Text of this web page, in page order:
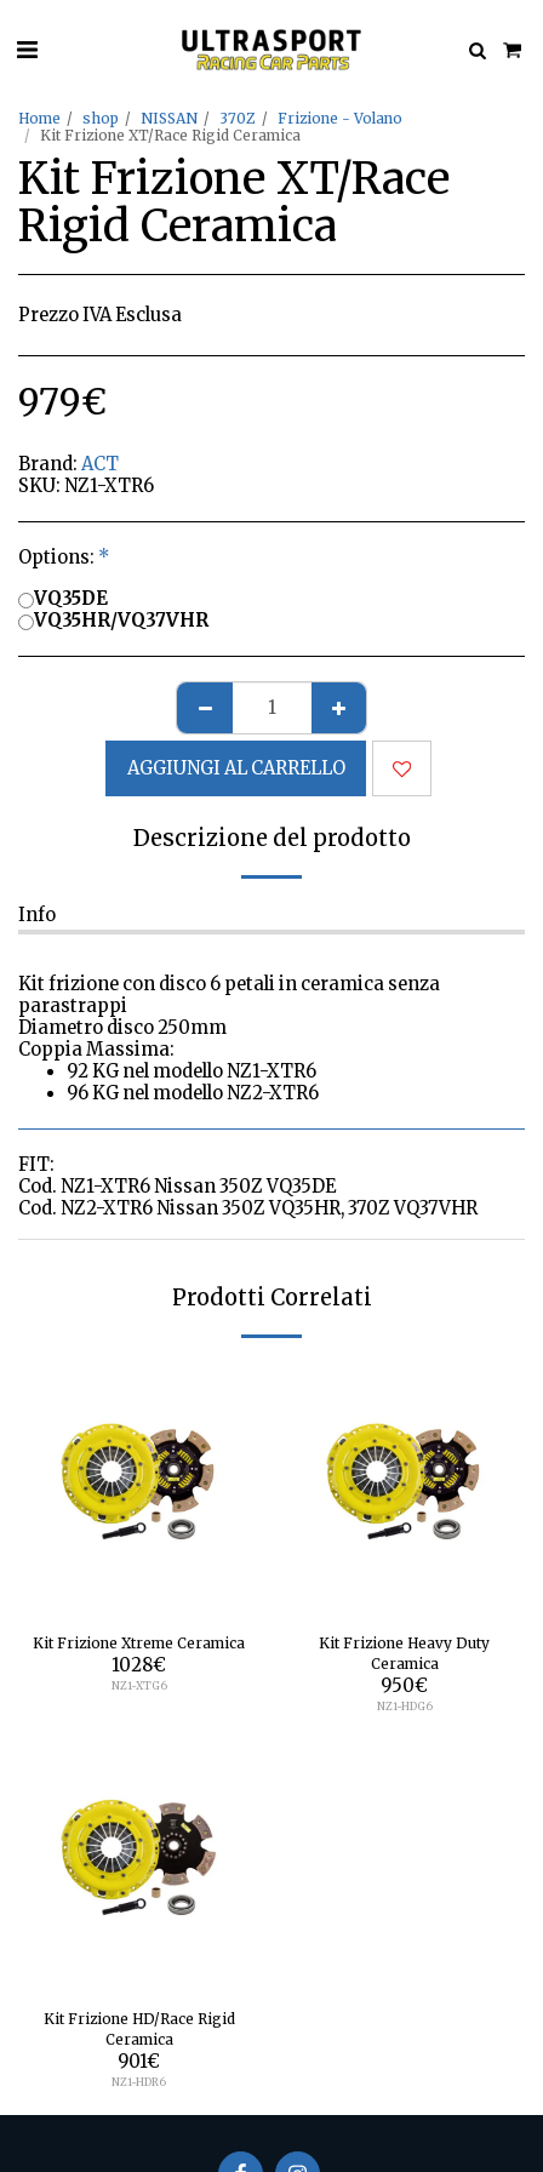
Home shop NISSAN 370Z
Frizione - Volano
Kit Frizione XT/Race Rigid Ceramica
Kit Frizione XT/Race
Rigid Ceramica
Prezzo IVA Esclusa
979€
Brand: ACT
SKU: NZ1-XTR6
Options: *
VQ35DE
VQ35HR/VQ37VHR
AGGIUNGI AL CARRELLO
Descrizione del prodotto
Info
Kit frizione con disco 6 petali in ceramica senza
parastrappi
Diametro disco 250mm
Coppia Massima:
92 KG nel modello NZ1-XTR6
96 KG nel modello NZ2-XTR6
FIT:
Cod. NZ1-XTR6 Nissan 350Z VQ35DE
Cod. NZ2-XTR6 Nissan 350Z VQ35HR, 370Z VQ37VHR
Prodotti Correlati
Kit Frizione Xtreme Ceramica
1028€
NZ1-XTG6
Kit Frizione Heavy Duty
Ceramica
950€
NZ1-HDG6
Kit Frizione HD/Race Rigid
Ceramica
901€
NZ1-HDR6